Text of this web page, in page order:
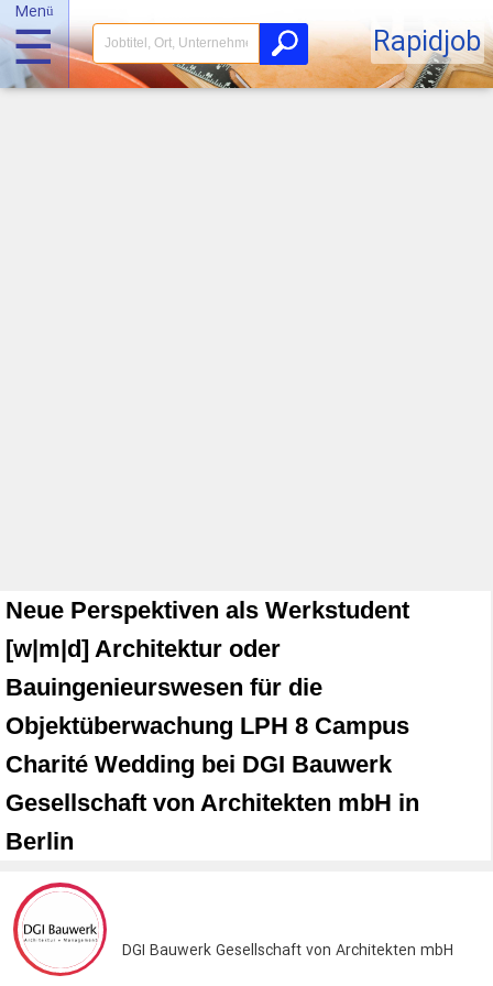
Menü
☰ Rapidjob
Neue Perspektiven als Werkstudent
[w|m|d] Architektur oder
Bauingenieurswesen für die
Objektüberwachung LPH 8 Campus
Charité Wedding bei DGI Bauwerk
Gesellschaft von Architekten mbH in
Berlin
DGI Bauwerk Gesellschaft von Architekten mbH